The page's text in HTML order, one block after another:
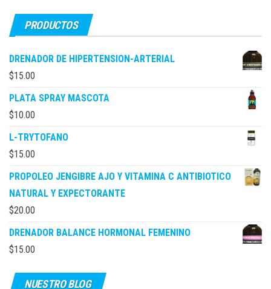
PRODUCTOS
DRENADOR DE HIPERTENSION-ARTERIAL
$15.00
PLATA SPRAY MASCOTA
$10.00
L-TRYTOFANO
$15.00
PROPOLEO JENGIBRE AJO Y VITAMINA C ANTIBIOTICO
NATURAL Y EXPECTORANTE
$20.00
DRENADOR BALANCE HORMONAL FEMENINO
$15.00
NUESTRO BLOG